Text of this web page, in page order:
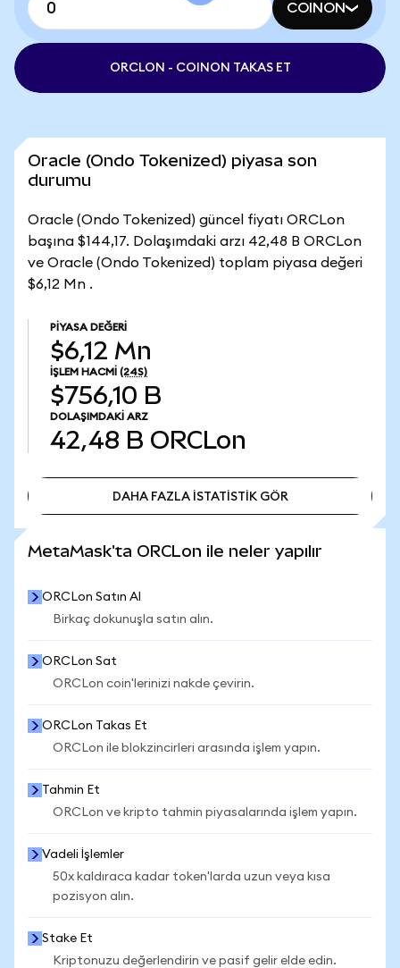
COINON
ORCLON - COINON TAKAS ET
Oracle (Ondo Tokenized) piyasa son
durumu
Oracle (Ondo Tokenized) güncel fiyatı ORCLon
başına $144,17. Dolaşımdaki arzı 42,48 B ORCLon
ve Oracle (Ondo Tokenized) toplam piyasa değeri
$6,12 Mn .
PIYASA DEĞERI
$6,12 Mn
İŞLEM HACMI (24S)
$756,10 B
DOLAŞIMDAKI ARZ
42,48 B ORCLon
DAHA FAZLA İSTATİSTİK GÖR
MetaMask'ta ORCLon ile neler yapılır
ORCLon Satın Al
Birkaç dokunuşla satın alın.
ORCLon Sat
ORCLon coin'lerinizi nakde çevirin.
ORCLon Takas Et
ORCLon ile blokzincirleri arasında işlem yapın.
Tahmin Et
ORCLon ve kripto tahmin piyasalarında işlem yapın.
Vadeli İşlemler
50x kaldıraca kadar token'larda uzun veya kısa
pozisyon alın.
Stake Et
Kriptonuzu değerlendirin ve pasif gelir elde edin.